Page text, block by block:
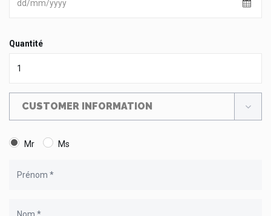
Quantité
CUSTOMER INFORMATION
Mr Ms